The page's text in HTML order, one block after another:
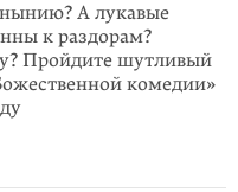
А лукавые
к раздорам?
Пройдите шутливый
комедии»